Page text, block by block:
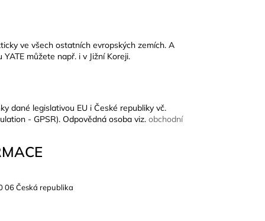
ve všech ostatních evropských zemích. A
můžete např. i v Jižní Koreji.
dané legislativou EU i České republiky vč.
- GPSR). Odpovědná osoba viz. obchodní
06 Česká republika